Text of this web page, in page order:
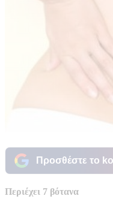
Προσθέστε το
Περιέχει 7 βότανα